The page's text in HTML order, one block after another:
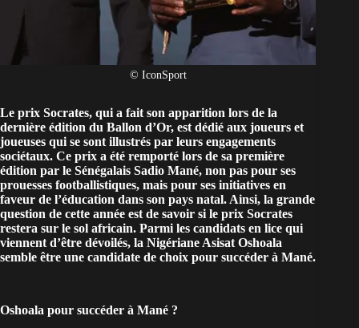
© IconSport
Le prix Socrates, qui a fait son apparition lors de la
dernière édition du Ballon d’Or, est dédié aux joueurs et
joueuses qui se sont illustrés par leurs engagements
sociétaux. Ce prix a été remporté lors de sa première
édition par le Sénégalais Sadio Mané, non pas pour ses
prouesses footballistiques, mais pour ses initiatives en
faveur de l’éducation dans son pays natal. Ainsi, la grande
question de cette année est de savoir si le prix Socrates
restera sur le sol africain. Parmi les candidats en lice qui
viennent d’être dévoilés, la Nigériane Asisat Oshoala
semble être une candidate de choix pour succéder à Mané.
Oshoala pour succéder à Mané ?